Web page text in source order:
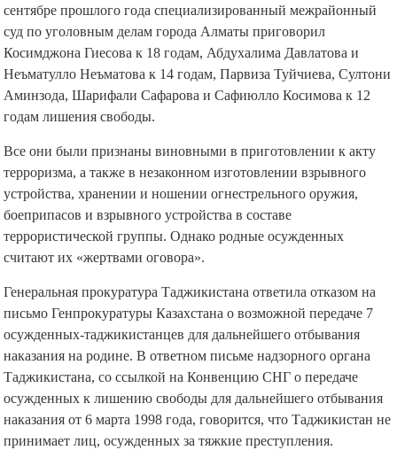
сентябре прошлого года специализированный межрайонный
суд по уголовным делам города Алматы приговорил
Косимджона Гиесова к 18 годам, Абдухалима Давлатова и
Неъматулло Неъматова к 14 годам, Парвиза Туйчиева, Султони
Аминзода, Шарифали Сафарова и Сафиюлло Косимова к 12
годам лишения свободы.
Все они были признаны виновными в приготовлении к акту
терроризма, а также в незаконном изготовлении взрывного
устройства, хранении и ношении огнестрельного оружия,
боеприпасов и взрывного устройства в составе
террористической группы. Однако родные осужденных
считают их «жертвами оговора».
Генеральная прокуратура Таджикистана ответила отказом на
письмо Генпрокуратуры Казахстана о возможной передаче 7
осужденных-таджикистанцев для дальнейшего отбывания
наказания на родине. В ответном письме надзорного органа
Таджикистана, со ссылкой на Конвенцию СНГ о передаче
осужденных к лишению свободы для дальнейшего отбывания
наказания от 6 марта 1998 года, говорится, что Таджикистан не
принимает лиц, осужденных за тяжкие преступления.